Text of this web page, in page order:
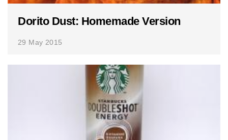
Dorito Dust: Homemade Version
29 May 2015